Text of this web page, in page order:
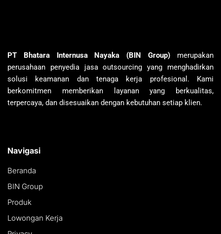
PT Bhatara Internusa Nayaka (BIN Group) merupakan
perusahaan penyedia jasa outsourcing yang menghadirkan
solusi keamanan dan tenaga kerja profesional. Kami
berkomitmen memberikan layanan yang berkualitas,
terpercaya, dan disesuaikan dengan kebutuhan setiap klien.
Navigasi
Beranda
BIN Group
Produk
Lowongan Kerja